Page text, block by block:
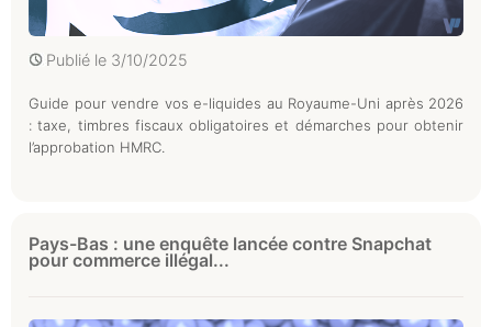
Publié le 3/10/2025
Guide pour vendre vos e-liquides au Royaume-Uni après 2026
: taxe, timbres fiscaux obligatoires et démarches pour obtenir
l’approbation HMRC.
Pays-Bas : une enquête lancée contre Snapchat
pour commerce illégal...